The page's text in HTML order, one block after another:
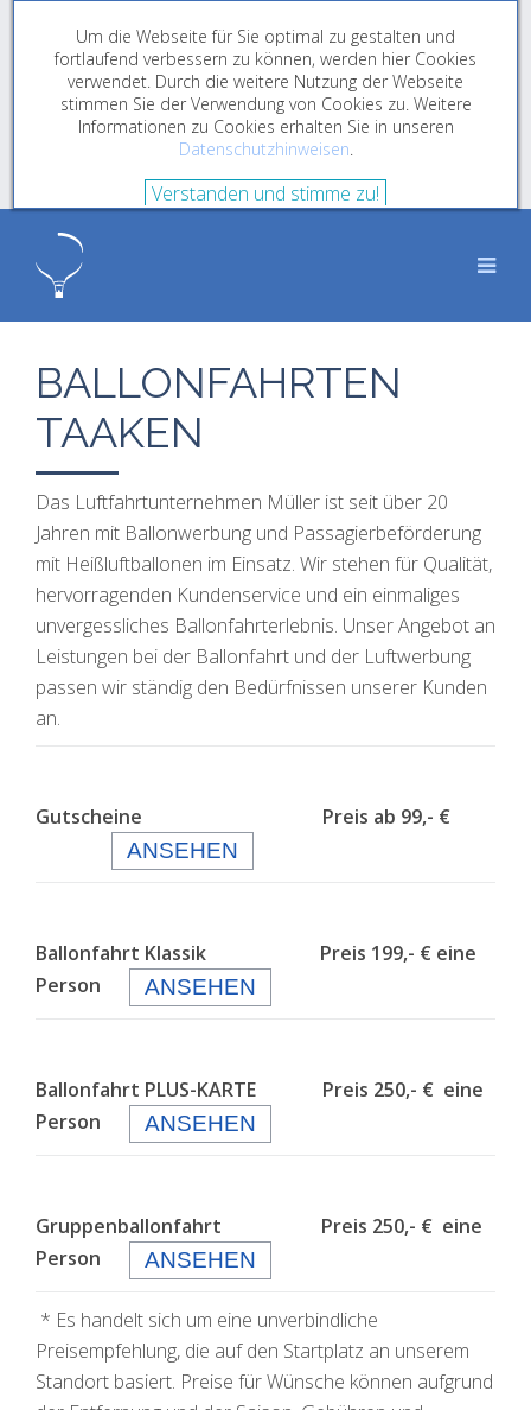
Um die Webseite für Sie optimal zu gestalten und
fortlaufend verbessern zu können, werden hier Cookies
verwendet. Durch die weitere Nutzung der Webseite
stimmen Sie der Verwendung von Cookies zu. Weitere
Informationen zu Cookies erhalten Sie in unseren
Datenschutzhinweisen.
Verstanden und stimme zu!
BALLONFAHRTEN
TAAKEN
Das Luftfahrtunternehmen Müller ist seit über 20
Jahren mit Ballonwerbung und Passagierbeförderung
mit Heißluftballonen im Einsatz. Wir stehen für Qualität,
hervorragenden Kundenservice und ein einmaliges
unvergessliches Ballonfahrterlebnis. Unser Angebot an
Leistungen bei der Ballonfahrt und der Luftwerbung
passen wir ständig den Bedürfnissen unserer Kunden
an.
Gutscheine Preis ab 99,- €
ANSEHEN
Ballonfahrt Klassik Preis 199,- € eine
Person
ANSEHEN
Ballonfahrt PLUS-KARTE Preis 250,- € eine
Person
ANSEHEN
Gruppenballonfahrt Preis 250,- € eine
Person
ANSEHEN
* Es handelt sich um eine unverbindliche
Preisempfehlung, die auf den Startplatz an unserem
Standort basiert. Preise für Wünsche können aufgrund